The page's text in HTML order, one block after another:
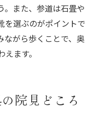
。また、参道は石畳や
を選ぶのがポイントで
ながら歩くことで、奥
ます。
院見どころ